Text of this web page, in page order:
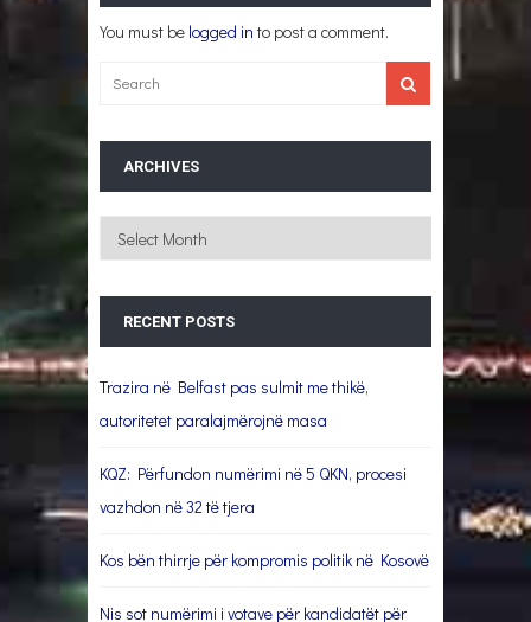
You must be logged in to post a comment.
ARCHIVES
Archives
RECENT POSTS
Trazira në Belfast pas sulmit me thikë,
autoritetet paralajmërojnë masa
KQZ: Përfundon numërimi në 5 QKN, procesi
vazhdon në 32 të tjera
Kos bën thirrje për kompromis politik në Kosovë
Nis sot numërimi i votave për kandidatët për